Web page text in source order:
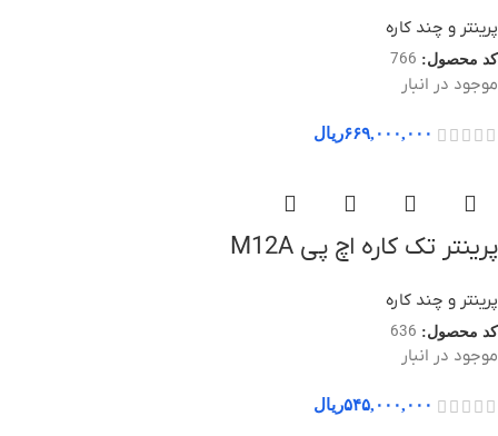
پرینتر و چند کاره
کد محصول: 766
موجود در انبار
۶۶۹,۰۰۰,۰۰۰ریال
پرینتر تک کاره اچ پی M12A
پرینتر و چند کاره
کد محصول: 636
موجود در انبار
۵۴۵,۰۰۰,۰۰۰ریال